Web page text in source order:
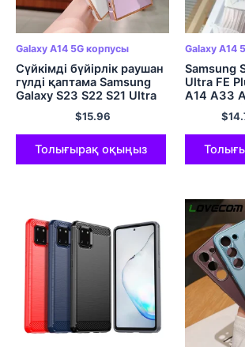
Galaxy A14 5G корпусы
Сүйкімді бүйірлік раушан
гүлді қаптама Samsung
Galaxy S23 S22 S21 Ultra
Plus S20 FE A54 A34 A14
A53 A23 A24 5G бампер
жұмсақ қақпақ
$15.96
Толығырақ оқыңыз
Galaxy A14
Samsung
Ultra FE
A14 A33
үшін
жылтыр
қақпақ
$